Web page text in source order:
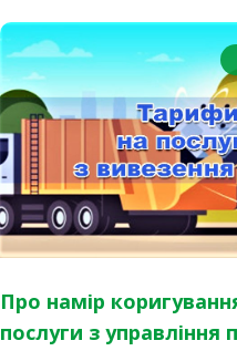
Про намір
послуги з управління